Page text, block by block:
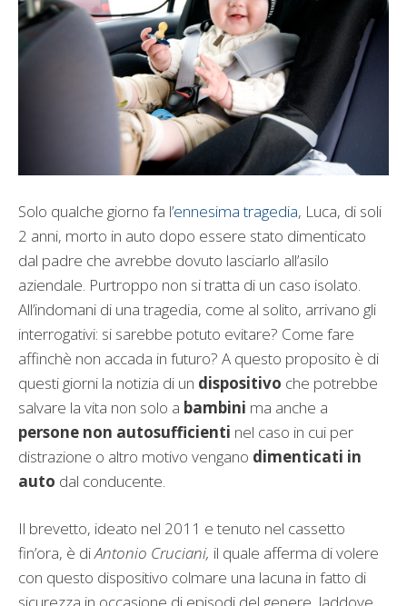
Solo qualche giorno fa l’ennesima tragedia, Luca, di soli
2 anni, morto in auto dopo essere stato dimenticato
dal padre che avrebbe dovuto lasciarlo all’asilo
aziendale. Purtroppo non si tratta di un caso isolato.
All’indomani di una tragedia, come al solito, arrivano gli
interrogativi: si sarebbe potuto evitare? Come fare
affinchè non accada in futuro? A questo proposito è di
questi giorni la notizia di un dispositivo che potrebbe
salvare la vita non solo a bambini ma anche a
persone non autosufficienti nel caso in cui per
distrazione o altro motivo vengano dimenticati in
auto dal conducente.
Il brevetto, ideato nel 2011 e tenuto nel cassetto
fin’ora, è diAntonio Cruciani, il quale afferma di volere
con questo dispositivo colmare una lacuna in fatto di